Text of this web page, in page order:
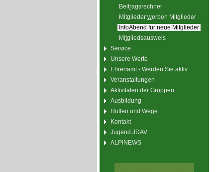
Beitragsrechner
Mitglieder werben Mitglieder
InfoAbend für neue Mitglieder
Mitgliedsausweis
Service
Unsere Werte
Ehrenamt - Werden Sie aktiv
Veranstaltungen
Aktivitäten der Gruppen
Ausbildung
Hütten und Wege
Kontakt
Jugend JDAV
ALPINEWS